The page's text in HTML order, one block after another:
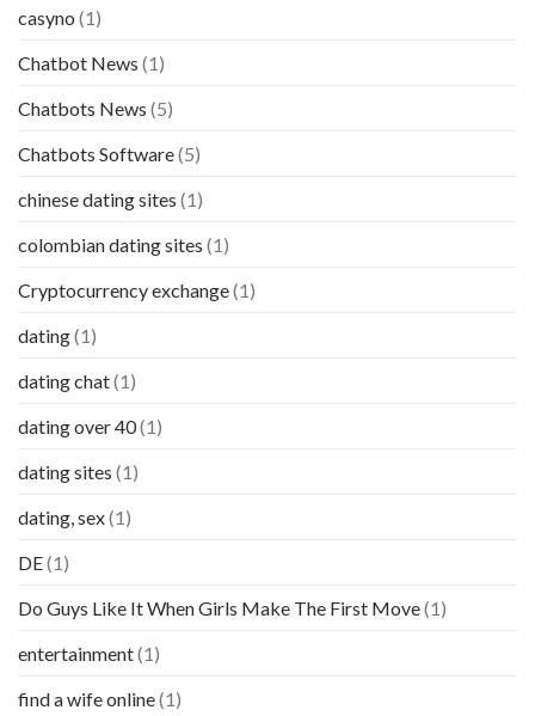
casyno (1)
Chatbot News (1)
Chatbots News (5)
Chatbots Software(5)
chinese dating sites (1)
colombian dating sites (1)
Cryptocurrency exchange(1)
dating(1)
dating chat(1)
dating over 40(1)
dating sites (1)
dating, sex(1)
DE(1)
Do Guys Like It When Girls Make The First Move(1)
entertainment(1)
find a wife online(1)